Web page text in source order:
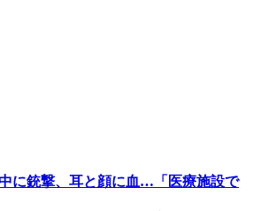
に銃撃、耳と顔に血…「医療施設で